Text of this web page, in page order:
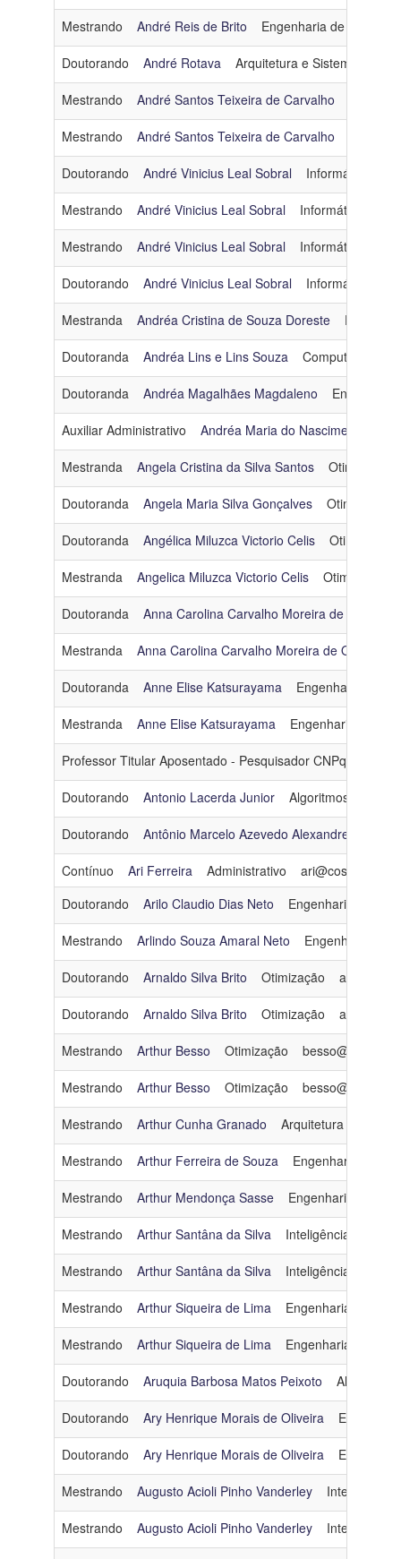
Mestrando André Reis de Brito Engenharia de Software
Doutorando André Rotava Arquitetura e Sistemas
Mestrando André Santos Teixeira de Carvalho
Mestrando André Santos Teixeira de Carvalho
Doutorando André Vinicius Leal Sobral Informática e
Mestrando André Vinicius Leal Sobral Informática e
Mestrando André Vinicius Leal Sobral Informática e
Doutorando André Vinicius Leal Sobral Informática e
Mestranda Andréa Cristina de Souza Doreste
Doutoranda Andréa Lins e Lins Souza Computação
Doutoranda Andréa Magalhães Magdaleno
Auxiliar Administrativo Andréa Maria do Nascimento Silva
Mestranda Angela Cristina da Silva Santos Otimização
Doutoranda Angela Maria Silva Gonçalves Otimização
Doutoranda Angélica Miluzca Victorio Celis Otimização
Mestranda Angelica Miluzca Victorio Celis Otimização
Doutoranda Anna Carolina Carvalho Moreira de Oliveira
Mestranda Anna Carolina Carvalho Moreira de Oliveira
Doutoranda Anne Elise Katsurayama Engenharia de
Mestranda Anne Elise Katsurayama Engenharia de
Professor Titular Aposentado - Pesquisador CNPq 1D
Doutorando Antonio Lacerda Junior Algoritmos e
Doutorando Antônio Marcelo Azevedo Alexandre
Contínuo Ari Ferreira Administrativo
ari@cos.ufrj.br
Doutorando
Arilo Claudio Dias Neto Engenharia de
Mestrando Arlindo Souza Amaral Neto Engenharia de
Doutorando Arnaldo Silva Brito Otimização
Doutorando Arnaldo Silva Brito Otimização
Mestrando Arthur Besso Otimização
Mestrando Arthur Besso Otimização
Mestrando Arthur Cunha Granado Arquitetura e
Mestrando Arthur Ferreira de Souza Engenharia de
Mestrando Arthur Mendonça Sasse Engenharia de
Mestrando Arthur Santâna da Silva Inteligência Artificial
Mestrando Arthur Santâna da Silva Inteligência Artificial
Mestrando Arthur Siqueira de Lima Engenharia de
Mestrando Arthur Siqueira de Lima Engenharia de
Doutorando Aruquia Barbosa Matos Peixoto
Doutorando Ary Henrique Morais de Oliveira
Doutorando Ary Henrique Morais de Oliveira
Mestrando Augusto Acioli Pinho Vanderley Inteligência
Mestrando Augusto Acioli Pinho Vanderley Inteligência